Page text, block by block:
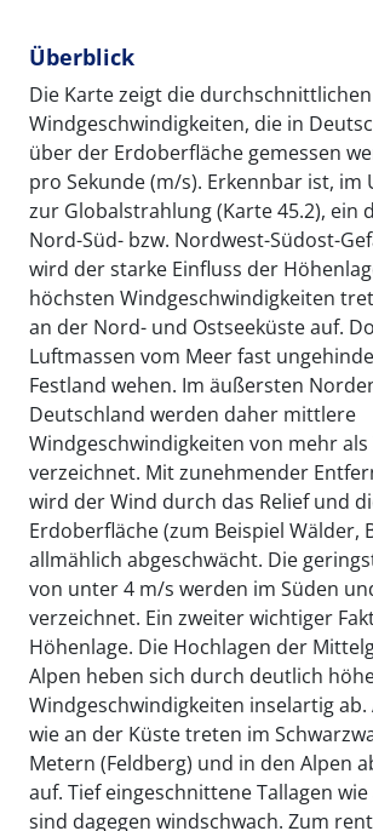
Überblick
Die Karte zeigt die durchschnittlichen
Windgeschwindigkeiten, die in
über der Erdoberfläche gemessen
pro Sekunde (m/s). Erkennbar ist, im
zur Globalstrahlung (Karte 45.2), ein
Nord-Süd- bzw. Nordwest-Südost-
wird der starke Einfluss der
höchsten Windgeschwindigkeiten
an der Nord- und Ostseeküste auf.
Luftmassen vom Meer fast
Festland wehen. Im äußersten
Deutschland werden daher mittlere
Windgeschwindigkeiten von mehr als
verzeichnet. Mit zunehmender
wird der Wind durch das Relief und
Erdoberfläche (zum Beispiel Wälder,
allmählich abgeschwächt. Die
von unter 4 m/s werden im Süden
verzeichnet. Ein zweiter wichtiger
Höhenlage. Die Hochlagen der
Alpen heben sich durch deutlich
Windgeschwindigkeiten inselartig
wie an der Küste treten im
Metern (Feldberg) und in den Alpen
auf. Tief eingeschnittene Tallagen
sind dagegen windschwach. Zum